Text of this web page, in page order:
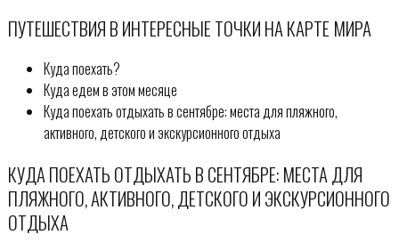
ПУТЕШЕСТВИЯ В ИНТЕРЕСНЫЕ ТОЧКИ НА КАРТЕ МИРА
Куда поехать?
Куда едем в этом месяце
Куда поехать отдыхать в сентябре: места для пляжного,
активного, детского и экскурсионного отдыха
КУДА ПОЕХАТЬ ОТДЫХАТЬ В СЕНТЯБРЕ: МЕСТА ДЛЯ
ПЛЯЖНОГО, АКТИВНОГО, ДЕТСКОГО И ЭКСКУРСИОННОГО
ОТДЫХА